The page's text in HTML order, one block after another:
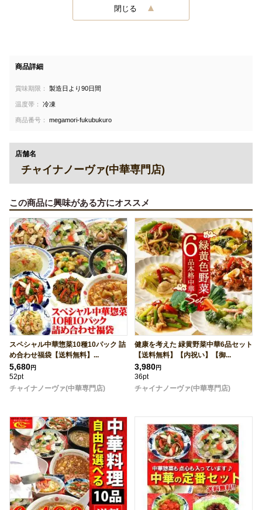
閉じる
商品詳細
賞味期限： 製造日より90日間
温度帯： 冷凍
商品番号： megamori-fukubukuro
店舗名
チャイナノーヴァ(中華専門店)
この商品に興味がある方にオススメ
スペシャル中華惣菜10種10パック 詰
め合わせ福袋【送料無料】...
5,680円
52pt
チャイナノーヴァ(中華専門店)
健康を考えた 緑黄野菜中華6品セット
【送料無料】【内祝い】【御...
3,980円
36pt
チャイナノーヴァ(中華専門店)